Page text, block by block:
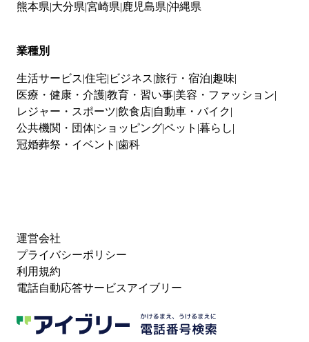
熊本県 大分県 宮崎県 鹿児島県 沖縄県
業種別
生活サービス 住宅 ビジネス 旅行・宿泊 趣味
医療・健康・介護教育・習い事 美容・ファッション
レジャー・スポーツ 飲食店 自動車・バイク
公共機関・団体 ショッピングペット 暮らし
冠婚葬祭・イベント 歯科
運営会社
プライバシーポリシー
利用規約
電話自動応答サービスアイブリー